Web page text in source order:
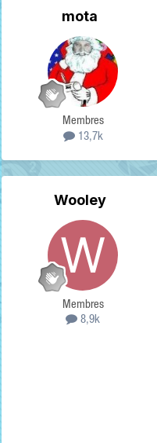
mota
Membres
13,7k
Wooley
Membres
8,9k